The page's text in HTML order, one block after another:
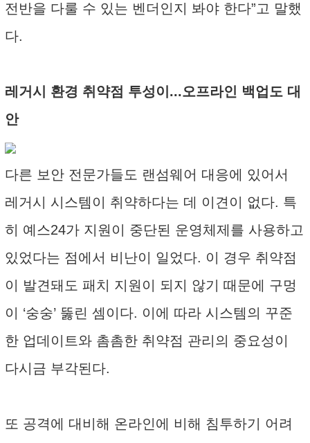
전반을 다룰 수 있는 벤더인지 봐야 한다”고 말했
다.
레거시 환경 취약점 투성이...오프라인 백업도 대
안
다른 보안 전문가들도 랜섬웨어 대응에 있어서
레거시 시스템이 취약하다는 데 이견이 없다. 특
히 예스24가 지원이 중단된 운영체제를 사용하고
있었다는 점에서 비난이 일었다. 이 경우 취약점
이 발견돼도 패치 지원이 되지 않기 때문에 구멍
이 ‘숭숭’ 뚫린 셈이다. 이에 따라 시스템의 꾸준
한 업데이트와 촘촘한 취약점 관리의 중요성이
다시금 부각된다.
또 공격에 대비해 온라인에 비해 침투하기 어려